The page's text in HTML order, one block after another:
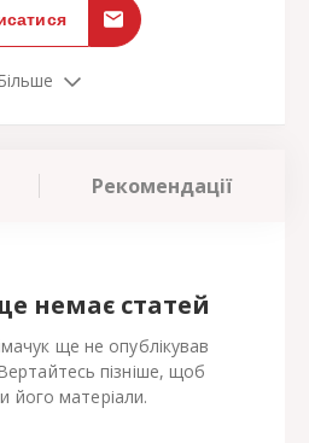
Рекомендації
немає статей
ще не опублікував
пізніше, щоб
його матеріали.